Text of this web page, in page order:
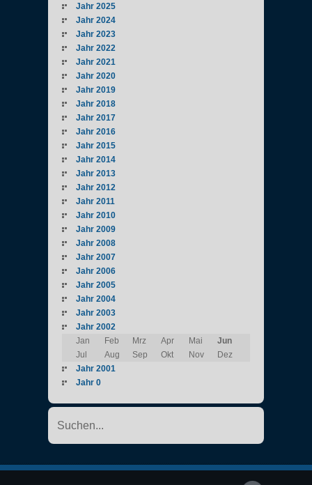
Jahr 2025
Jahr 2024
Jahr 2023
Jahr 2022
Jahr 2021
Jahr 2020
Jahr 2019
Jahr 2018
Jahr 2017
Jahr 2016
Jahr 2015
Jahr 2014
Jahr 2013
Jahr 2012
Jahr 2011
Jahr 2010
Jahr 2009
Jahr 2008
Jahr 2007
Jahr 2006
Jahr 2005
Jahr 2004
Jahr 2003
Jahr 2002
Jan
Feb Mrz Apr Mai
Jun
Jul
Aug Sep Okt Nov
Dez
Jahr 2001
Jahr 0